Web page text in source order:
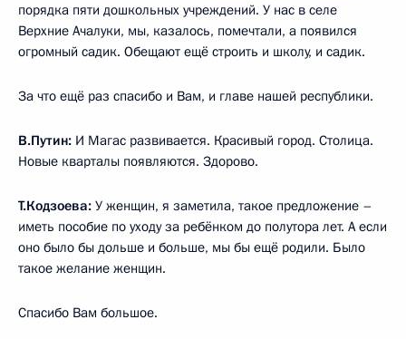
порядка пяти дошкольных учреждений. У нас в селе
Верхние Ачалуки, мы, казалось, помечтали, а появился
огромный садик. Обещают ещё строить и школу, и садик.
За что ещё раз спасибо и Вам, и главе нашей республики.
В.Путин: И Магас развивается. Красивый город. Столица.
Новые кварталы появляются. Здорово.
Т.Кодзоева: У женщин, я заметила, такое предложение –
иметь пособие по уходу за ребёнком до полутора лет. А если
оно было бы дольше и больше, мы бы ещё родили. Было
такое желание женщин.
Спасибо Вам большое.